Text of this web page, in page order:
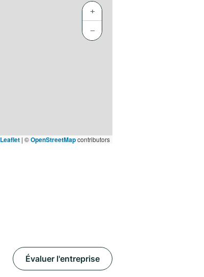
+
−
Leaflet | ©OpenStreetMapcontributors
Évaluer l'entreprise